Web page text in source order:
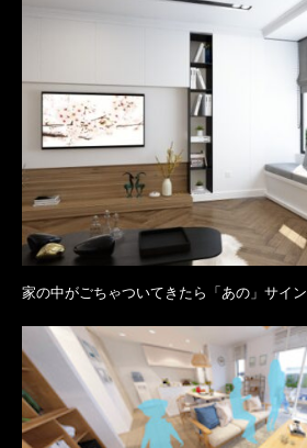
家の中がごちゃついてきたら「あの」サイン